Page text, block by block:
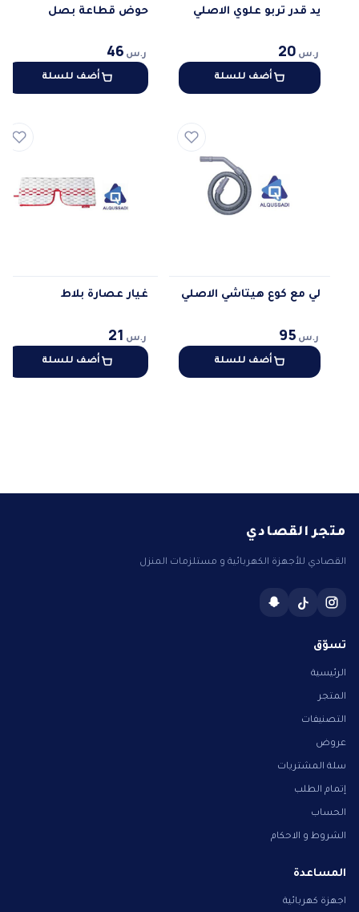
يد قدر تربو علوي الاصلي
ر.س 20
أضف للسلة
حوض قطاعة بصل
ر.س 46
أضف للسلة
لي مع كوع هيتاشي الاصلي
ر.س 95
أضف للسلة
غيار عصارة بلاط
ر.س 21
أضف للسلة
متجر القصادي
القصادي للأجهزة الكهربائية و مستلزمات المنزل
تسوّق
الرئيسية
المتجر
التصنيفات
عروض
سلة المشتريات
إتمام الطلب
الحساب
الشروط و الاحكام
المساعدة
اجهزة كهربائية